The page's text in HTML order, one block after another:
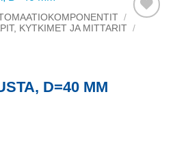
Add to
/
KYTKIMET JA MITTARIT /
D=40 MM